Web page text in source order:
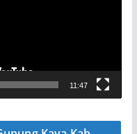
11:47